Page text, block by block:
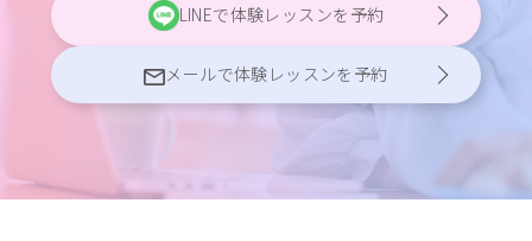
LINEで体験レッスンを予約
メールで体験レッスンを予約